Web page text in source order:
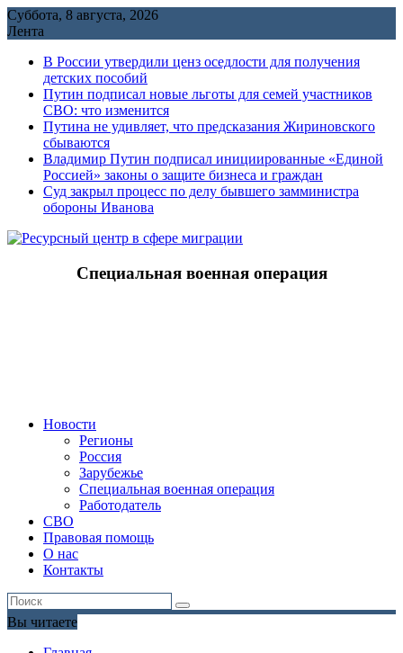
Перейти
к
Суббота, 8 августа, 2026
Лента
В России утвердили ценз оседлости для получения
детских пособий
Путин подписал новые льготы для семей участников
СВО: что изменится
Путина не удивляет, что предсказания Жириновского
сбываются
Владимир Путин подписал инициированные «Единой
Россией» законы о защите бизнеса и граждан
Cуд закрыл процесс по делу бывшего замминистра
обороны Иванова
Специальная военная операция
Новости
Регионы
Россия
Зарубежье
Специальная военная операция
Работодатель
СВО
Правовая помощь
О нас
Контакты
Вы читаете